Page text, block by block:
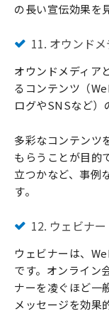
の長い宣伝効果を
11. オウンド
オウンドメディア
るコンテンツ（
ログやSNSなど）
多彩なコンテンツ
もらうことが目的
立つかなど、事例
す。
12. ウェビナー
ウェビナーは、
です。オンライン
ナーを凌ぐほど一
メッセージを効果